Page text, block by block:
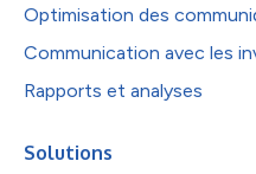
Optimisation des
Communication avec les
Rapports et analyses
Solutions